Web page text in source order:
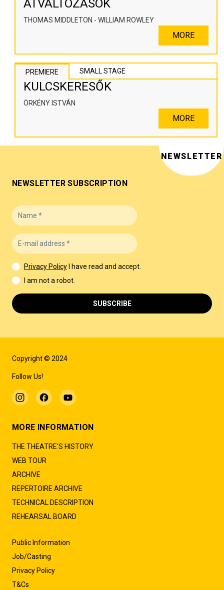
ÁTVÁLTOZÁSOK
THOMAS MIDDLETON - WILLIAM ROWLEY
MORE
PREMIERE SMALL STAGE
KULCSKERESŐK
ÖRKÉNY ISTVÁN
MORE
Copyright © 2024
Follow Us!
MORE INFORMATION
THE THEATRE'S HISTORY
WEB TOUR
ARCHIVE
REPERTOIRE ARCHIVE
TECHNICAL DESCRIPTION
REHEARSAL BOARD
Public Information
Job/Casting
Privacy Policy
T&Cs
NEWSLETTER
NEWSLETTER SUBSCRIPTION
Privacy Policy
I have read and accept.
I am not a robot.
SUBSCRIBE